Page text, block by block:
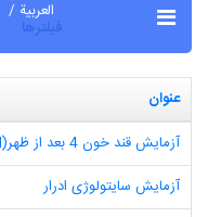
العربية
عنوان
آزمایش قند خون 4 بعد از ظهر(4PM)
آزمایش سایتولوژی ادرار